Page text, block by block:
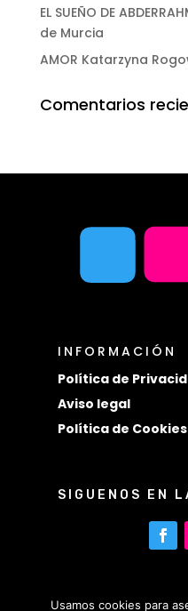
EL SUEÑO DE
de Murcia
AMOR Katarzyna
Comentarios
INFORMACIÓN
Política de
Aviso legal
Política de Cookies
SIGUENOS EN
Usamos cookies para